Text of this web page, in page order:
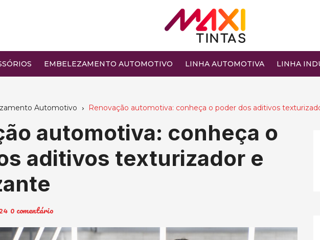
EMBELEZAMENTO AUTOMOTIVO LINHA AUTOMOTIVA LINHA
Automotivo Renovação automotiva: conheça o poder dos aditivos
automotiva: conheça o
aditivos texturizador e
0 comentário